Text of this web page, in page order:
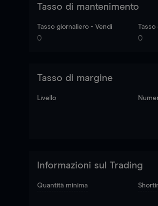
Tasso di mantenimento
Tasso giornaliero - Vendi
0 0
Tasso di margine
Livello
Informazioni sul Trading
Quantità minima